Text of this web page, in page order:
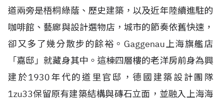
道兩旁是梧桐綠蔭、歷史建築，以及近年陸續進駐的
咖啡館、藝廊與設計選物店，城市的節奏依舊快速，
卻又多了幾分散步的餘裕。Gaggenau上海旗艦店
「嘉邸」就藏身其中。這棟四層樓的老洋房前身為興
建於1930年代的道里官邸，德國建築設計團隊
1zu33保留原有建築結構與磚石立面，並融入上海海